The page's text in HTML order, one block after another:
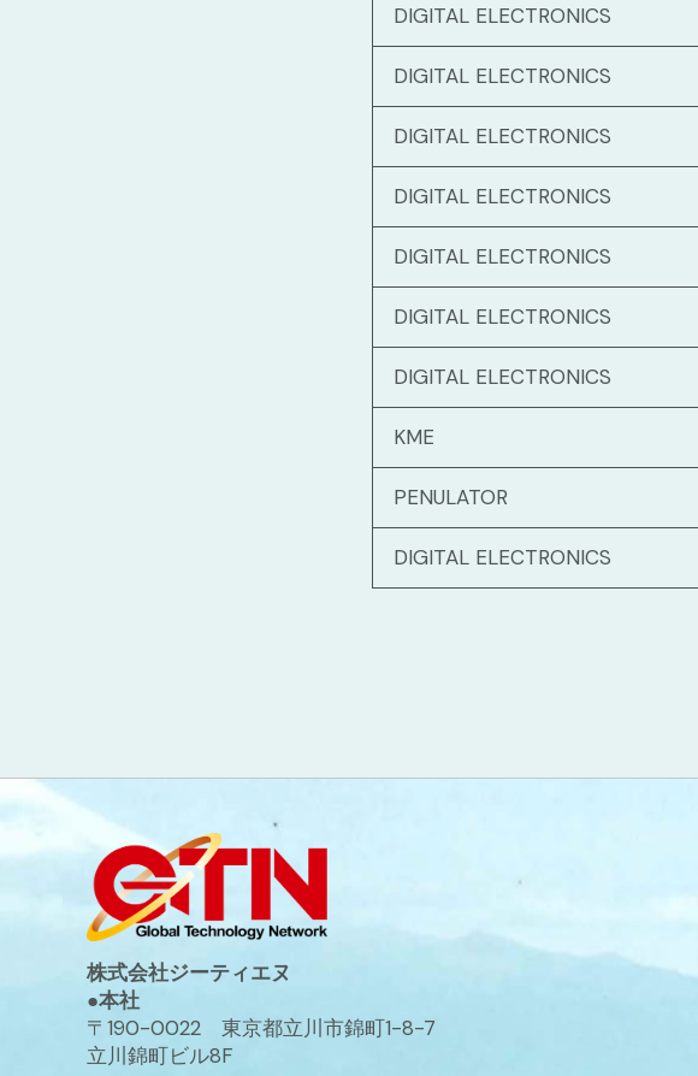
DIGITAL ELECTRONICS
DIGITAL ELECTRONICS
DIGITAL ELECTRONICS
DIGITAL ELECTRONICS
DIGITAL ELECTRONICS
DIGITAL ELECTRONICS
DIGITAL ELECTRONICS
KME
PENULATOR
DIGITAL ELECTRONICS
株式会社ジーティエヌ
●本社
〒190-0022 東京都立川市錦町1-8-7
立川錦町ビル8F